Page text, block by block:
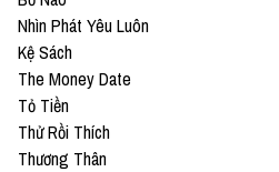
Nhìn Phát Yêu Luôn
Kệ Sách
The Money Date
Tỏ Tiền
Thử Rồi Thích
Thương Thân